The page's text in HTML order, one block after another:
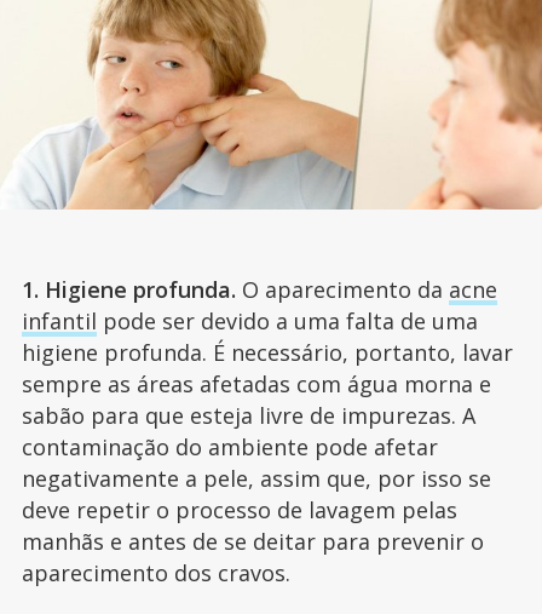
1. Higiene profunda. O aparecimento da acne
infantil pode ser devido a uma falta de uma
higiene profunda. É necessário, portanto, lavar
sempre as áreas afetadas com água morna e
sabão para que esteja livre de impurezas. A
contaminação do ambiente pode afetar
negativamente a pele, assim que, por isso se
deve repetir o processo de lavagem pelas
manhãs e antes de se deitar para prevenir o
aparecimento dos cravos.